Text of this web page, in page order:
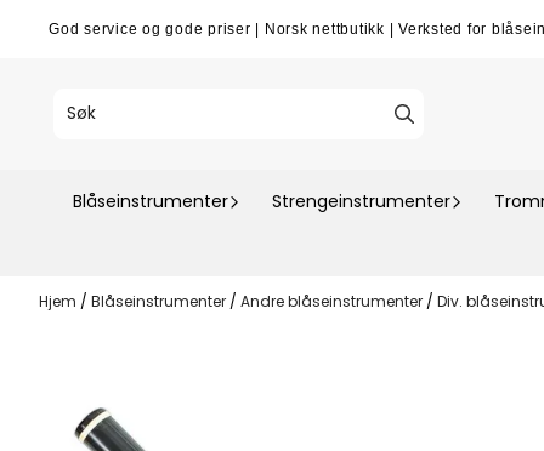
Hopp til innhold
God service og gode priser Norsk nettbutikk Verksted for
Blåseinstrumenter Strengeinstrumenter
Hjem / Blåseinstrumenter / Andre blåseinstrumenter / Div.